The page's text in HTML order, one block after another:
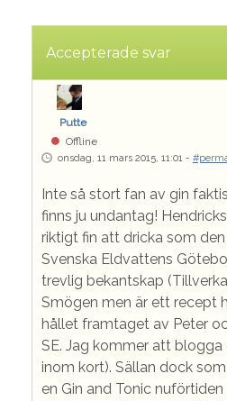
Accepterade svar
Putte
Offline
onsdag, 11 mars 2015, 11:01 -
Inte så stort fan av gin
finns ju undantag!
riktigt fin att dricka som den
Svenska Eldvattens
trevlig bekantskap
Smögen men är ett recept
hållet framtaget av Peter
SE. Jag kommer att
inom kort). Sällan dock
en Gin and Tonic